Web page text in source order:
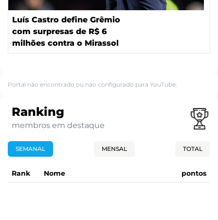
Luís Castro define Grêmio
com surpresas de R$ 6
milhões contra o Mirassol
Portal não encontrado ou não configurado para YouTube.
Ranking
membros em destaque
SEMANAL MENSAL TOTAL
Rank Nome pontos